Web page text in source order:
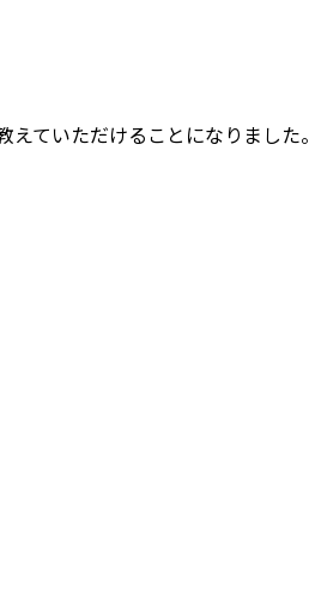
ていただけることになりました。